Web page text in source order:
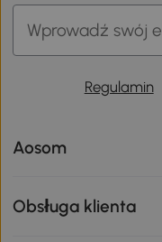
Regulamin
Aosom
Obsługa klienta